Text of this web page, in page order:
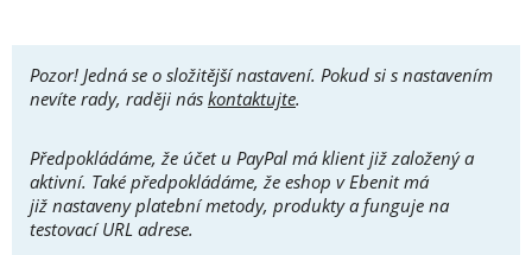
Nápověda
Pozor! Jedná se o složitější nastavení. Pokud si s nastavením
nevíte rady, raději nás kontaktujte.
Předpokládáme, že účet u PayPal má klient již založený a
aktivní. Také předpokládáme, že eshop v Ebenit má
již nastaveny platební metody, produkty a funguje na
testovací URL adrese.